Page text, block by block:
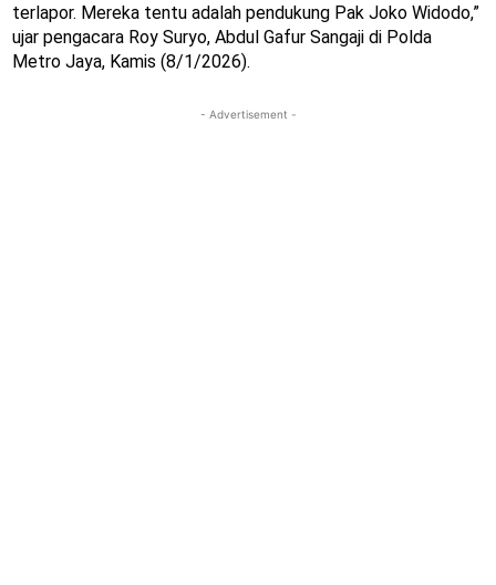
terlapor. Mereka tentu adalah pendukung Pak Joko Widodo,”
ujar pengacara Roy Suryo, Abdul Gafur Sangaji di Polda
Metro Jaya, Kamis (8/1/2026).
- Advertisement -